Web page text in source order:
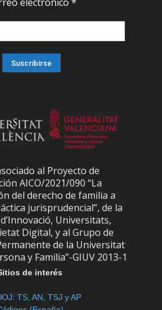
al Proyecto de
AICO/2021/090 “La
del derecho de familia a
jurisprudencial”, de la
Universitats,
Digital, y al Grupo de
de la Universitat
y Familia”-GIUV 2013-1
de interés
TS, AN, TSJ y AP